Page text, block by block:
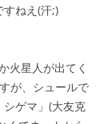
ねえ(汗;)
火星人が出てく
が、シュールで
ゲマ」(大友克